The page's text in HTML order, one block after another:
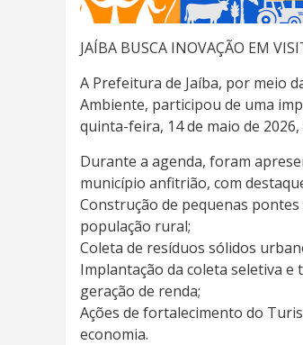
JAÍBA BUSCA INOVAÇÃO EM
A Prefeitura de Jaíba, por meio
Ambiente, participou de uma
quinta-feira, 14 de maio de
Durante a agenda, foram
município anfitrião, com
Construção de pequenas
população rural;
Coleta de resíduos sólidos
Implantação da coleta seletiva
geração de renda;
Ações de fortalecimento do
economia.